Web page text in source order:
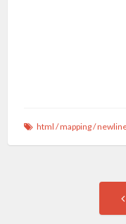
html /mapping/